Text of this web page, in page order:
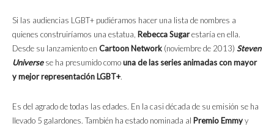
Si las audiencias LGBT+ pudiéramos hacer una lista de nombres a
quienes construiríamos una estatua, Rebecca Sugarestaría en ella.
Desde su lanzamiento en Cartoon Network (noviembre de 2013) Steven
Universese ha presumido comouna de las series animadas con mayor
y mejor representación LGBT+.
Es del agrado de todas las edades. En la casi década de su emisión se ha
llevado 5 galardones. También ha estado nominada al Premio Emmyy